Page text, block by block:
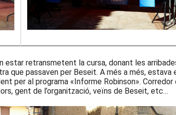
estar retransmetent la cursa, donant les
que passaven per Beseit. A més a més, estava
per al programa «Informe Robinson». Corredor
gent de l’organització, veïns de Beseit, etc…